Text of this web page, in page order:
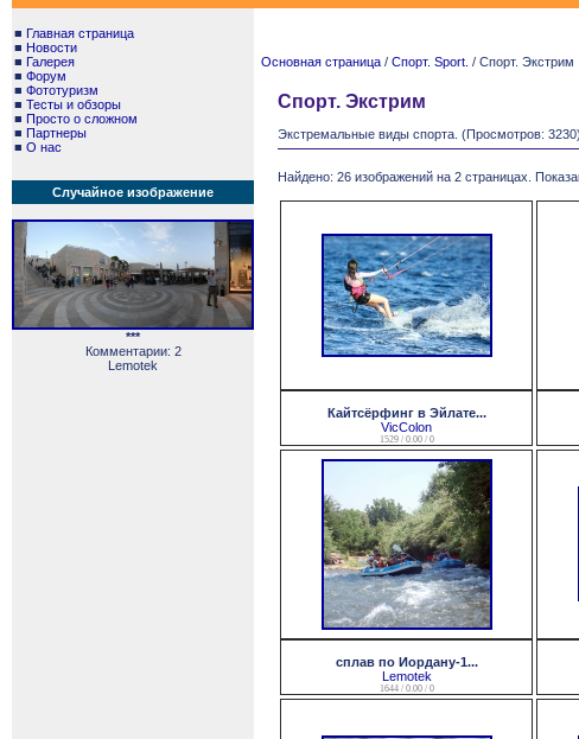
■ Главная страница
■ Новости
■ Галерея
■ Форум
■ Фототуризм
■ Тесты и обзоры
■ Просто о сложном
■ Партнеры
■ О нас
Случайное изображение
***
Комментарии: 2
Lemotek
Основная страница / Спорт. Sport. / Спорт. Экстрим
Спорт. Экстрим
Экстремальные виды спорта. (Просмотров: 3230)
Найдено: 26 изображений на 2 страницах.
Кайтсёрфинг в Эйлате...
VicColon
1529 / 0.00 / 0
сплав по Иордану-1...
Lemotek
1644 / 0.00 / 0